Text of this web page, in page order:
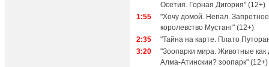
Осетия. Горная Дигория" (12+)
1:55
"Хочу домой. Непал. Запретное
королевство Мустанг" (12+)
2:35
"Тайна на карте. Плато
3:20
"Зоопарки мира. Животные как
Алма-Атинскии? зоопарк" (12+)